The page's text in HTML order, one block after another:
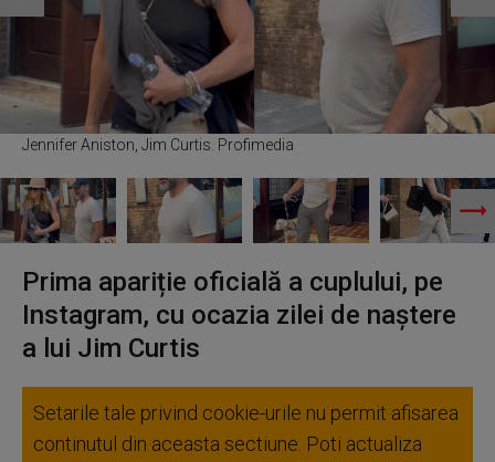
Jennifer Aniston, Jim Curtis. Profimedia
Prima apariție oficială a cuplului, pe
Instagram, cu ocazia zilei de naștere
a lui Jim Curtis
Setarile tale privind cookie-urile nu permit afisarea
continutul din aceasta sectiune. Poti actualiza